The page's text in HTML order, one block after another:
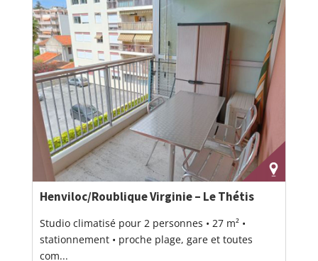
Henviloc/Roublique Virginie – Le Thétis
Studio climatisé pour 2 personnes • 27 m² •
stationnement • proche plage, gare et toutes
com...